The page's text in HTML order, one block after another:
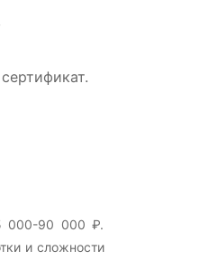
000-90 000 ₽.
и сложности